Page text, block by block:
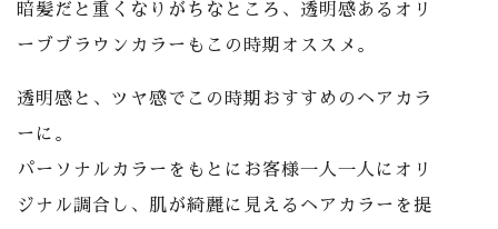
暗髪だと重くなりがちなところ、透明感あるオリ
ーブブラウンカラーもこの時期オススメ。
透明感と、ツヤ感でこの時期おすすめのヘアカラ
ーに。
パーソナルカラーをもとにお客様一人一人にオリ
ジナル調合し、肌が綺麗に見えるヘアカラーを提